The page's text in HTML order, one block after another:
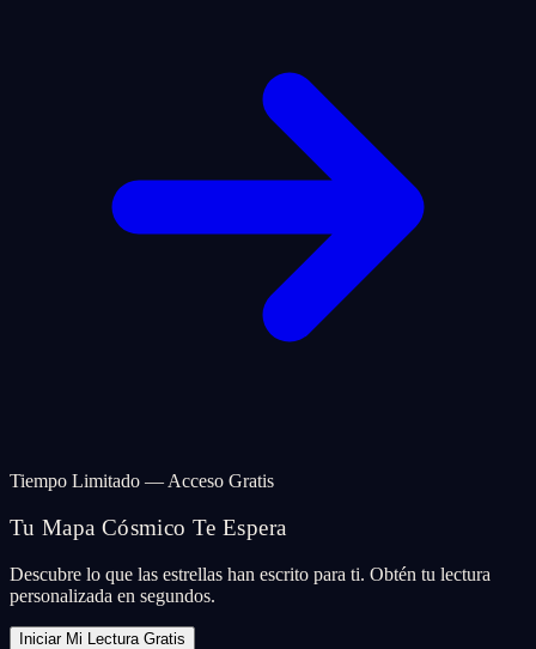
Tiempo Limitado — Acceso Gratis
Tu Mapa Cósmico Te Espera
Descubre lo que las estrellas han escrito para ti. Obtén tu lectura
personalizada en segundos.
Iniciar Mi Lectura Gratis